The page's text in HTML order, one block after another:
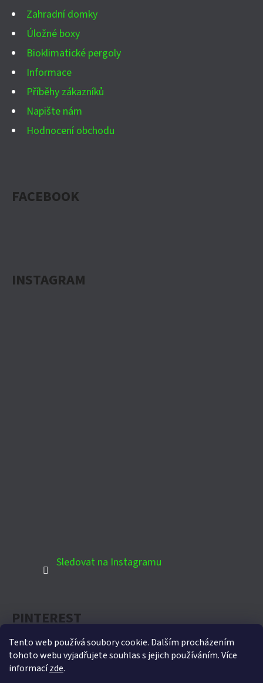
Tento web používá soubory cookie. Dalším procházením
tohoto webu vyjadřujete souhlas s jejich používáním. Více
informacízde.
Zahradní domky
Úložné boxy
Bioklimatické pergoly
Informace
Příběhy zákazníků
Napište nám
Hodnocení obchodu
FACEBOOK
INSTAGRAM
Sledovat na Instagramu
PINTEREST
Oficiální partner Biohort pro Českou republiku